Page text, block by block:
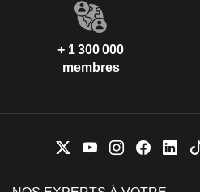
+ 1 300 000
membres